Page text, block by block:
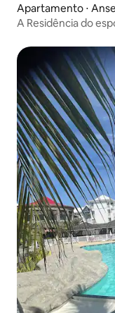
Apartamento ⋅
A Residência do